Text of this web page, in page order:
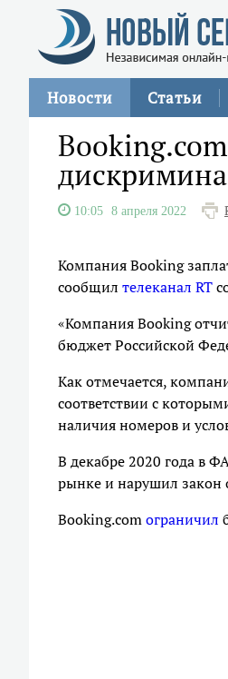
Новости Статьи
10:05 8 апреля 2022
Компания Booking
сообщил телеканал RT
«Компания Booking
бюджет Российской
Как отмечается,
соответствии с
наличия номеров и
В декабре 2020 года в
рынке и нарушил закон
Booking.comограничил